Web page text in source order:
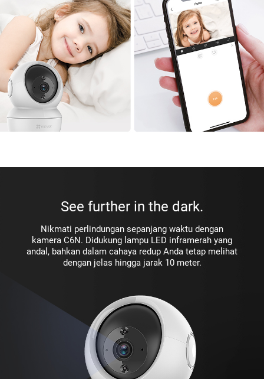
See further in the dark.
Nikmati perlindungan sepanjang waktu dengan
kamera C6N. Didukung lampu LED inframerah yang
andal, bahkan dalam cahaya redup Anda tetap melihat
dengan jelas hingga jarak 10 meter.